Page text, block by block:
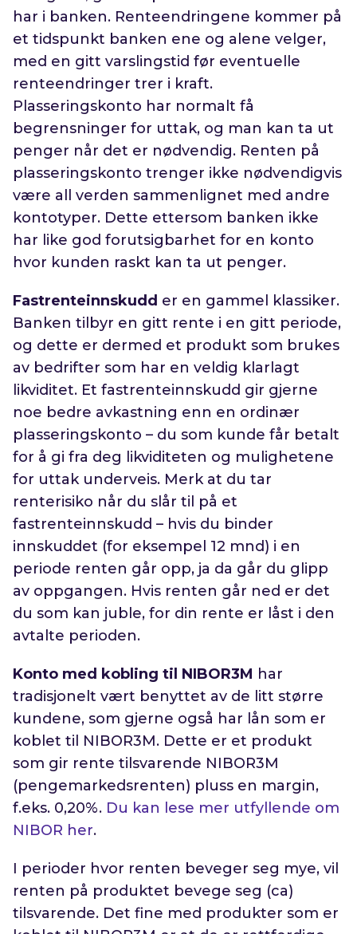
har i banken. Renteendringene kommer på
et tidspunkt banken ene og alene velger,
med en gitt varslingstid før eventuelle
renteendringer trer i kraft.
Plasseringskonto har normalt få
begrensninger for uttak, og man kan ta ut
penger når det er nødvendig. Renten på
plasseringskonto trenger ikke nødvendigvis
være all verden sammenlignet med andre
kontotyper. Dette ettersom banken ikke
har like god forutsigbarhet for en konto
hvor kunden raskt kan ta ut penger.
Fastrenteinnskudd er en gammel klassiker.
Banken tilbyr en gitt rente i en gitt periode,
og dette er dermed et produkt som brukes
av bedrifter som har en veldig klarlagt
likviditet. Et fastrenteinnskudd gir gjerne
noe bedre avkastning enn en ordinær
plasseringskonto – du som kunde får betalt
for å gi fra deg likviditeten og mulighetene
for uttak underveis. Merk at du tar
renterisiko når du slår til på et
fastrenteinnskudd – hvis du binder
innskuddet (for eksempel 12 mnd) i en
periode renten går opp, ja da går du glipp
av oppgangen. Hvis renten går ned er det
du som kan juble, for din rente er låst i den
avtalte perioden.
Konto med kobling til NIBOR3M har
tradisjonelt vært benyttet av de litt større
kundene, som gjerne også har lån som er
koblet til NIBOR3M. Dette er et produkt
som gir rente tilsvarende NIBOR3M
(pengemarkedsrenten) pluss en margin,
f.eks. 0,20%. Du kan lese mer utfyllende om
NIBOR her.
I perioder hvor renten beveger seg mye, vil
renten på produktet bevege seg (ca)
tilsvarende. Det fine med produkter som er